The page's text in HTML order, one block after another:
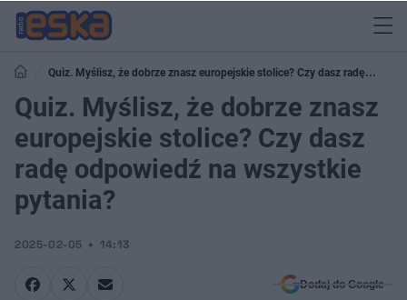
Quiz. Myślisz, że dobrze znasz europejskie stolice? Czy dasz radę
odpowiedź na wszystkie pytania?
Quiz. Myślisz, że dobrze znasz
europejskie stolice? Czy dasz
radę odpowiedź na wszystkie
pytania?
2025-02-05 14:13
Dodaj do Google